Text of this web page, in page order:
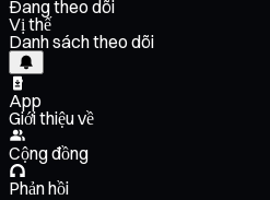
Đang theo dõi
Vị thế
Danh sách theo dõi
App
Giới thiệu về
Cộng đồng
Phản hồi